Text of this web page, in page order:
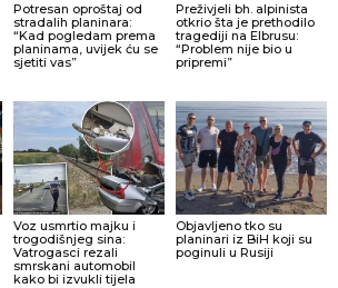
Potresan oproštaj od
stradalih planinara:
“Kad pogledam prema
planinama, uvijek ću se
sjetiti vas”
Preživjeli bh. alpinista
otkrio šta je prethodilo
tragediji na Elbrusu:
“Problem nije bio u
pripremi”
Voz usmrtio majku i
trogodišnjeg sina:
Vatrogasci rezali
smrskani automobil
kako bi izvukli tijela
Objavljeno tko su
planinari iz BiH koji su
poginuli u Rusiji